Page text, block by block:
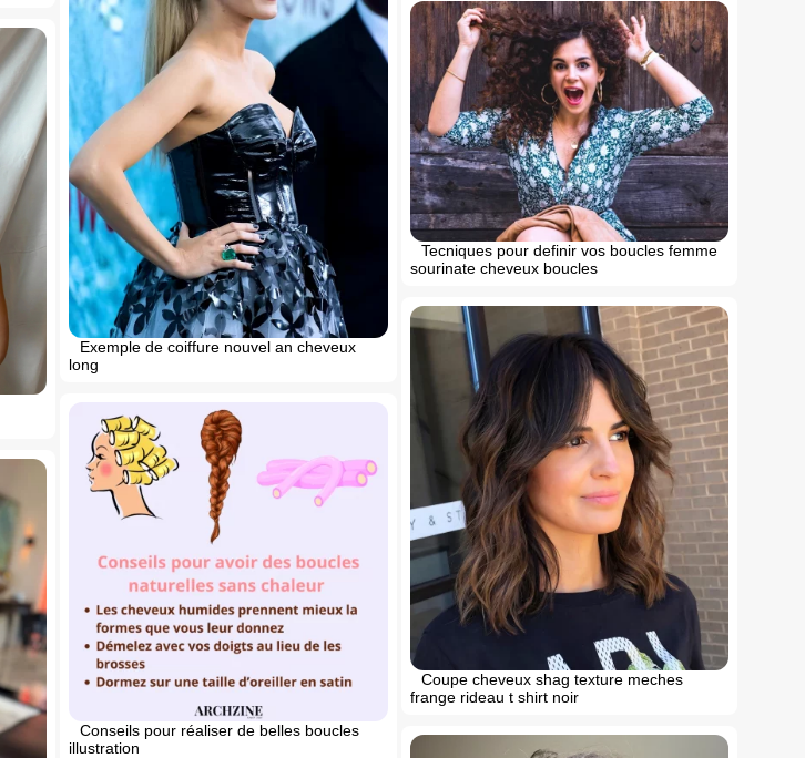
Exemple de coiffure nouvel an cheveux
long
Tecniques pour definir vos boucles femme
sourinate cheveux boucles
Coupe cheveux shag texture meches
frange rideau t shirt noir
Conseils pour réaliser de belles boucles
illustration